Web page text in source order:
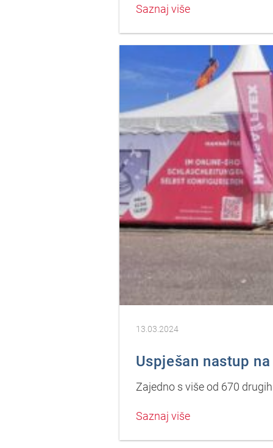
Saznaj više
13.03.2024
Uspješan nastup
Zajedno s više od 670
Saznaj više